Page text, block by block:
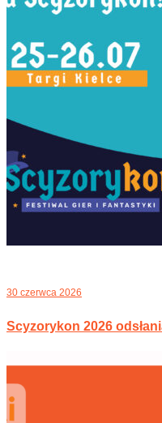
30 czerwca 2026
Scyzorykon 2026